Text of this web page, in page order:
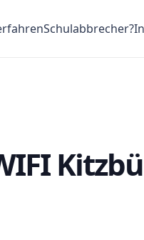
Schulabbrecher?